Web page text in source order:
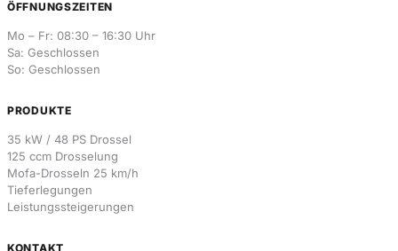
ÖFFNUNGSZEITEN
Mo – Fr: 08:30 – 16:30 Uhr
Sa: Geschlossen
So: Geschlossen
PRODUKTE
35 kW / 48 PS Drossel
125 ccm Drosselung
Mofa-Drosseln 25 km/h
Tieferlegungen
Leistungssteigerungen
KONTAKT